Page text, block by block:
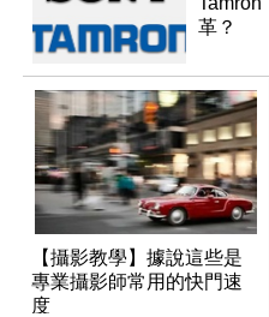
革？
【攝影教學】據說這些是
專業攝影師常用的快門速
度